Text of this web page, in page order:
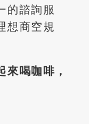
的諮詢服
想商空規
喝咖啡，